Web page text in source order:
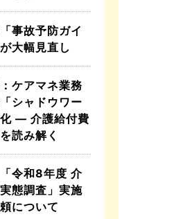
事故予防ガイ
大幅見直し
ケアマネ業務
シャドウワー
― 介護給付費
読み解く
「令和8年度 介
態調査」実施
について